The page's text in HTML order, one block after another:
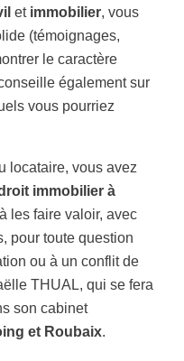
et immobilier, vous
(témoignages,
le caractère
également sur
vous pourriez
locataire, vous avez
immobilier à
les faire valoir, avec
pour toute question
ou à un conflit de
THUAL, qui se fera
son cabinet
et Roubaix.